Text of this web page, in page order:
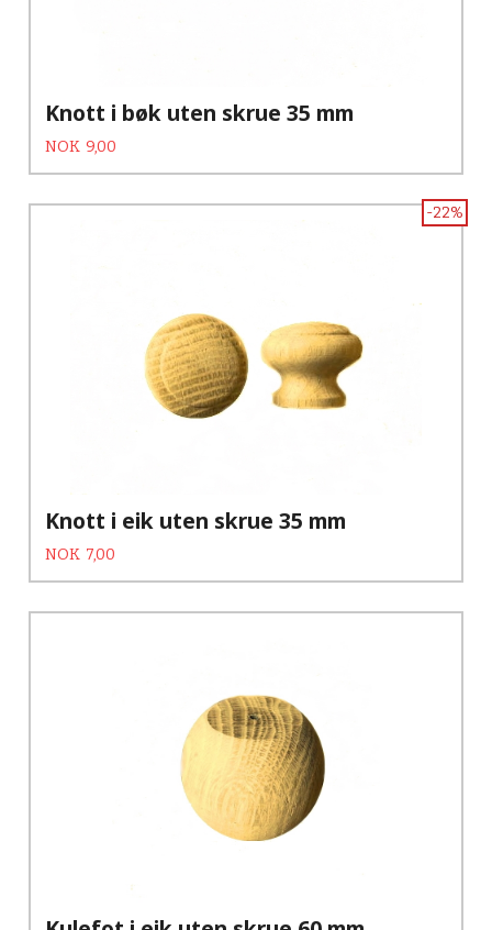
Knott i bøk uten skrue 35 mm
Tilbud
NOK 9,00Rabatt
Knott i eik uten skrue 35 mm
Tilbud
NOK 7,00Rabatt
-22%